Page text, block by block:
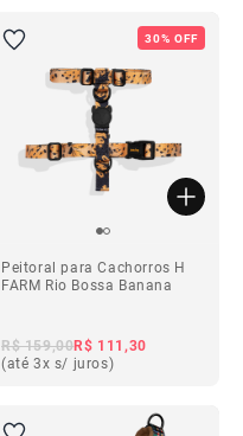
30% OFF
Peitoral para Cachorros H
FARM Rio Bossa Banana
R$ 159,00R$ 111,30
(até 3x s/ juros)